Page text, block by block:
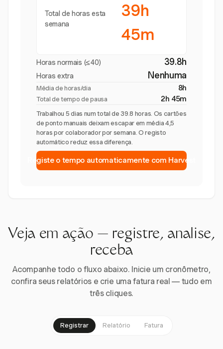
Total de horas esta
semana
39h
45m
Horas normais (≤40) 39.8h
Horas extra Nenhuma
Média de horas/dia 8h
Total de tempo de pausa 2h 45m
Trabalhou 5 dias num total de 39.8 horas. Os cartões
de ponto manuais deixam escapar em média 4,5
horas por colaborador por semana. O registo
automático reduz essa diferença.
Registe o tempo automaticamente com Harvest
Veja em ação — registre, analise,
receba
Acompanhe todo o fluxo abaixo. Inicie um cronômetro,
confira seus relatórios e crie uma fatura real — tudo em
três cliques.
Registrar Relatório Fatura